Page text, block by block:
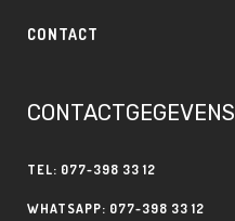
CONTACT
CONTACTGEGEVENS
TEL: 077-398 33 12
WHATSAPP: 077-398 33 12